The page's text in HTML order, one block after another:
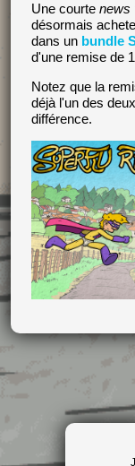
Une courte news
désormais
dans un bundle
d'une remise de
Notez que la
déjà l'un des
différence.